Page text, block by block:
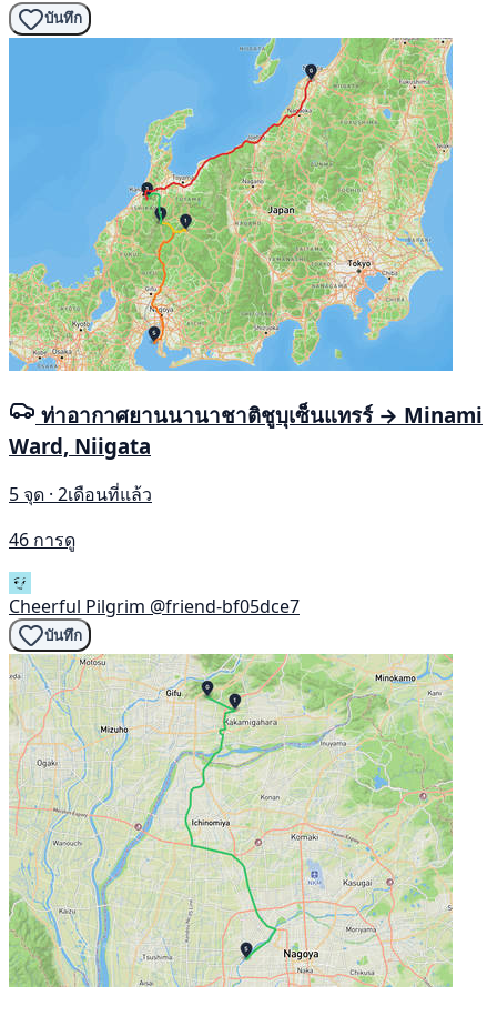
บันทึก
ท่าอากาศยานนานาชาติชูบุเซ็นแทรร์ → Minami
Ward, Niigata
5 จุด · 2เดือนที่แล้ว
46 การดู
Cheerful Pilgrim @friend-bf05dce7
บันทึก